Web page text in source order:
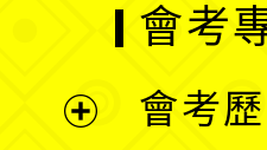
會考
會考